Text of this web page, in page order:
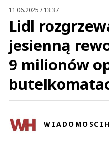
11.06.2025 / 13:37
Lidl
jesienną
9 milionów